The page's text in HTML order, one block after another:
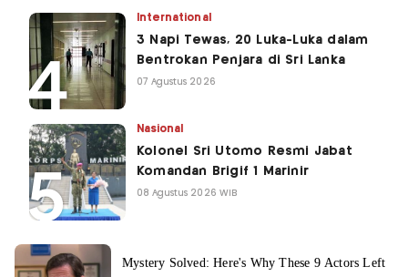
International
3 Napi Tewas, 20 Luka-Luka dalam
Bentrokan Penjara di Sri Lanka
07 Agustus 2026
Nasional
Kolonel Sri Utomo Resmi Jabat
Komandan Brigif 1 Marinir
08 Agustus 2026 WIB